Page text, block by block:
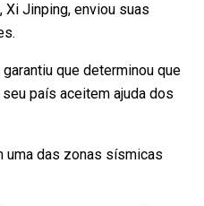
Jinping, enviou suas
que determinou que
país aceitem ajuda dos
uma das zonas sísmicas